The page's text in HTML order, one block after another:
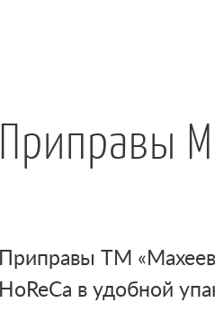
Приправы
Приправы ТМ
HoReCa в удобной